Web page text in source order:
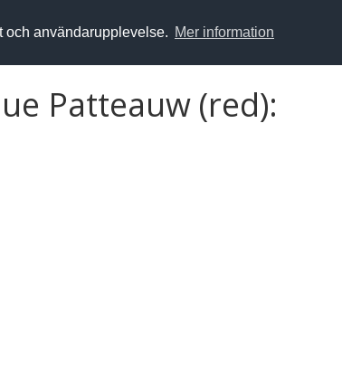
och användarupplevelse. Mer information
Patteauw (red):